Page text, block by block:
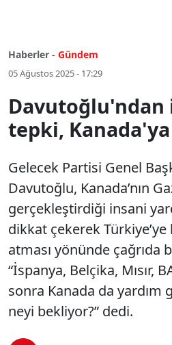
Haberler - Gündem
05 Ağustos 2025 - 17:29
tepki,
Gelecek Partisi Genel
Davutoğlu, Kanada’nın
gerçekleştirdiği insani
dikkat çekerek Türkiye’ye
atması yönünde çağrıda
“İspanya, Belçika, Mısır,
sonra Kanada da yardım
neyi bekliyor?” dedi.